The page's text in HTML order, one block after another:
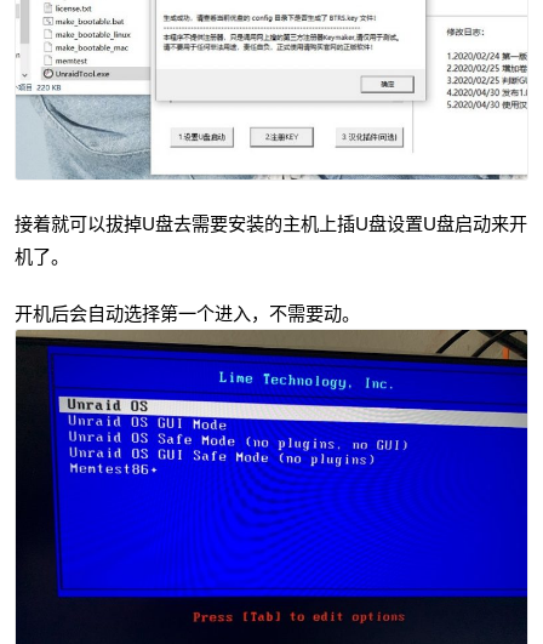
接着就可以拔掉U盘去需要安装的主机上插U盘设置U盘启动来开
机了。
开机后会自动选择第一个进入，不需要动。